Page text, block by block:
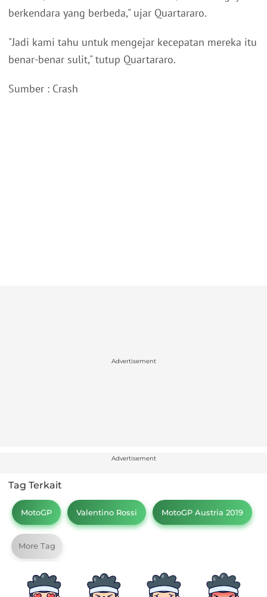
berkendara yang berbeda," ujar Quartararo.
"Jadi kami tahu untuk mengejar kecepatan mereka itu
benar-benar sulit," tutup Quartararo.
Sumber : Crash
Advertisement
Advertisement
Tag Terkait
MotoGP Valentino Rossi MotoGP Austria 2019
More Tag